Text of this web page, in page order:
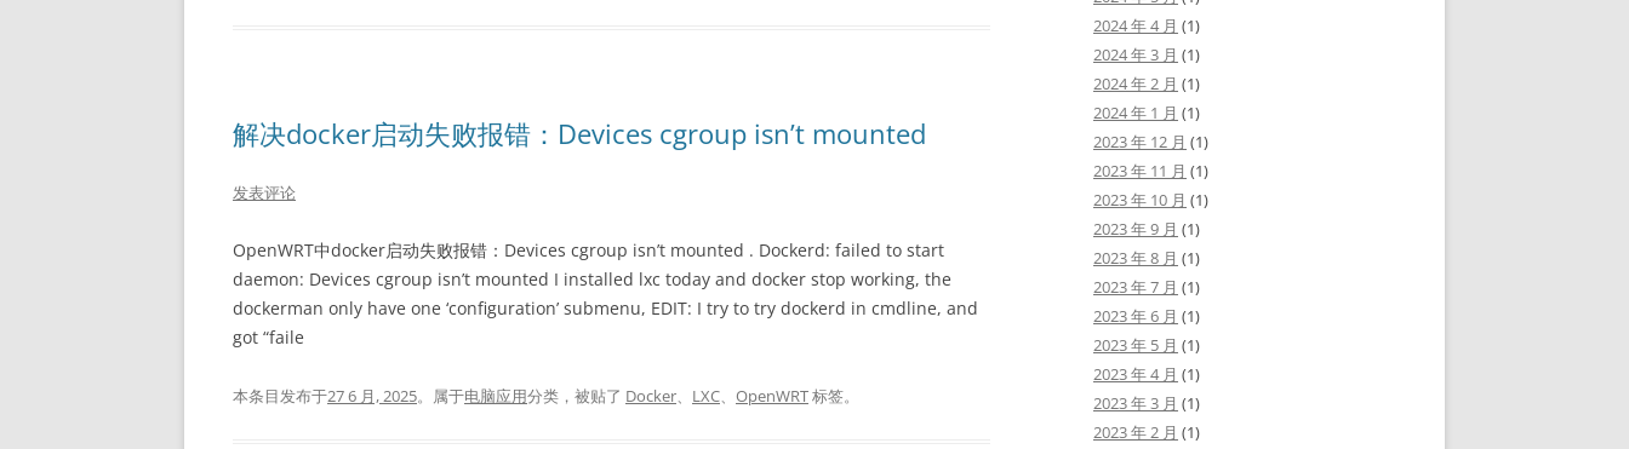
解决docker启动失败报错：Devices cgroup isn’t mounted
发表评论
OpenWRT中docker启动失败报错：Devices cgroup isn’t mounted . Dockerd: failed to start
daemon: Devices cgroup isn’t mounted I installed lxc today and docker stop working, the
dockerman only have one ‘configuration’ submenu, EDIT: I try to try dockerd in cmdline, and
got “faile
本条目发布于27 6 月, 2025。属于电脑应用分类，被贴了 Docker、 LXC、 OpenWRT标签。
2024 年 4 月 (1)
2024 年 3 月 (1)
2024 年 2 月 (1)
2024 年 1 月 (1)
2023 年 12 月 (1)
2023 年 11 月 (1)
2023 年 10 月 (1)
2023 年 9 月 (1)
2023 年 8 月 (1)
2023 年 7 月 (1)
2023 年 6 月 (1)
2023 年 5 月 (1)
2023 年 4 月 (1)
2023 年 3 月 (1)
2023 年 2 月 (1)